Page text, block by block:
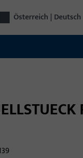
Österreich | Deutsch